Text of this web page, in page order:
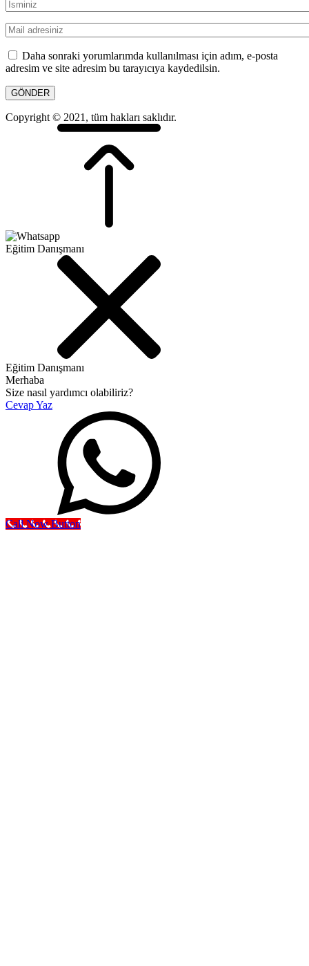
Daha sonraki yorumlarımda kullanılması için adım, e-posta
adresim ve site adresim bu tarayıcıya kaydedilsin.
Copyright © 2021, tüm hakları saklıdır.
Eğitim Danışmanı
Eğitim Danışmanı
Merhaba
Size nasıl yardımcı olabiliriz?
Cevap Yaz
Call Now Button